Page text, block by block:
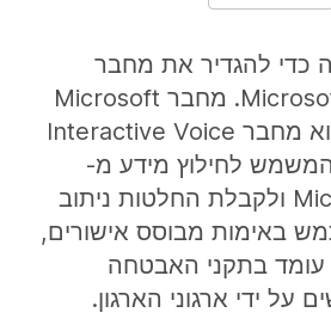
להגדיר את מחבר
Microsoft Dynamics 365. מחבר Microsoft
Dynamics 365 הוא מחבר Interactive Voice
Response (IVR) המשמש לחילוץ מידע מ-
Microsoft Dynamics ולקבלת החלטות ניתוב
באימות מבוסס אישורים,
בתקני האבטחה
על ידי ארגוני הארגון.